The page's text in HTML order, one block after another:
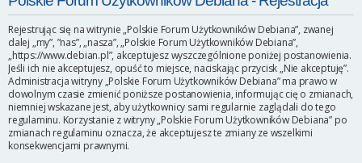
j
Rejestrując się na witrynie „Polskie Forum Użytkowników Debiana”, zwanej
dalej „my”, ”nas”, „nasza”, „Polskie Forum Użytkowników Debiana”,
„https://www.debian.pl”, akceptujesz wyszczególnione poniżej postanowienia.
Jeśli ich nie akceptujesz, opuść to miejsce, naciskając przycisk „Nie akceptuję”.
Administracja witryny „Polskie Forum Użytkowników Debiana” ma prawo w
dowolnym czasie zmienić poniższe postanowienia, informując cię o zmianach,
niemniej wskazane jest, aby użytkownicy sami regularnie zaglądali do tego
regulaminu. Korzystanie z witryny „Polskie Forum Użytkowników Debiana” po
zmianach regulaminu oznacza, że akceptujesz te zmiany ze wszelkimi
konsekwencjami prawnymi.